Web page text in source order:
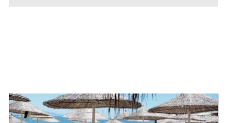
ЗА НАС
КОНТАКТИ
ОБЩИ УСЛОВИЯ ПАКЕТНИ
ПОЛИТИКА ЗА ПОВЕРИТЕЛНОСТ